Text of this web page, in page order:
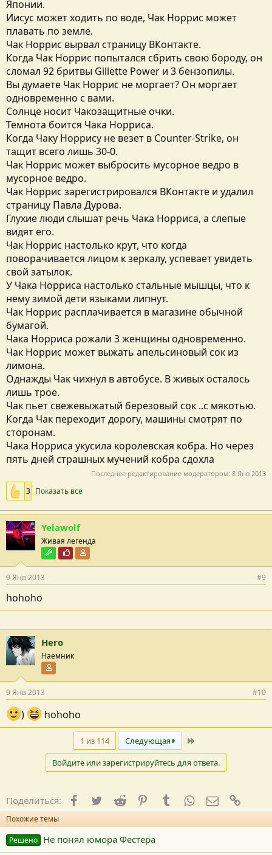
Японии.
Иисус может ходить по воде, Чак Норрис может
плавать по земле.
Чак Норрис вырвал страницу ВКонтакте.
Когда Чак Норрис попытался сбрить свою бороду, он
сломал 92 бритвы Gillette Power и 3 бензопилы.
Вы думаете Чак Норрис не моргает? Он моргает
одновременно с вами.
Солнце носит Чакозащитные очки.
Темнота боится Чака Норриса.
Когда Чаку Норрису не везет в Counter-Strike, он
тащит всего лишь 30-0.
Чак Норрис может выбросить мусорное ведро в
мусорное ведро.
Чак Норрис зарегистрировался ВКонтакте и удалил
страницу Павла Дурова.
Глухие люди слышат речь Чака Норриса, а слепые
видят его.
Чак Норрис настолько крут, что когда
поворачивается лицом к зеркалу, успевает увидеть
свой затылок.
У Чака Норриса настолько стальные мышцы, что к
нему зимой дети языками липнут.
Чак Норрис расплачивается в магазине обычной
бумагой.
Чака Норриса рожали 3 женщины одновременно.
Чак Норрис может выжать апельсиновый сок из
лимона.
Однажды Чак чихнул в автобусе. В живых осталось
лишь трое.
Чак пьет свежевыжатый березовый сок ..с мякотью.
Когда Чак переходит дорогу, машины смотрят по
сторонам.
Чака Норриса укусила королевская кобра. Но через
пять дней страшных мучений кобра сдохла
Последнее редактирование модератором: 8 Янв 2013
3 Показать все
Yelawolf
Живая легенда
Модостроитель
Почётный пользователь
9 Янв 2013 #9
hohoho
Hero
Наемник
9 Янв 2013 #10
) hohoho
1 из 114 Следующая
Войдите или зарегистрируйтесь для ответа.
Поделиться: Facebook
TwitterReddit PinterestTumblrWhatsApp
E-mail
Похожие темы
Решено Не понял юмора Фестера